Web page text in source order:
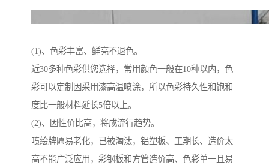
(1)、色彩丰富、鲜亮不退色。
近30多种色彩供您选择，常用颜色一般在10种以内，色
彩可以定制因采用漆高温喷涂，所以色彩持久性和饱和
度比一般材料延长5倍以上。
(2)、因性价比高，将成流行趋势。
喷绘牌匾易老化，已被淘汰，铝塑板、工期长、造价太
高不能广泛应用，彩钢板和方管造价高、色彩单一且易